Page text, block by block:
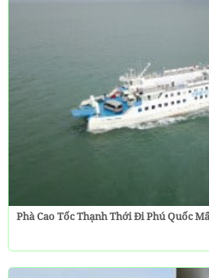
Phà Cao Tốc Thạnh Thới Đi Phú Quốc